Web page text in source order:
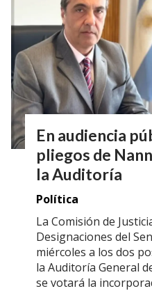
En audiencia
pliegos de
la Auditoría
Política
La Comisión de
Designaciones del
miércoles a los dos
la Auditoría General
se votará la